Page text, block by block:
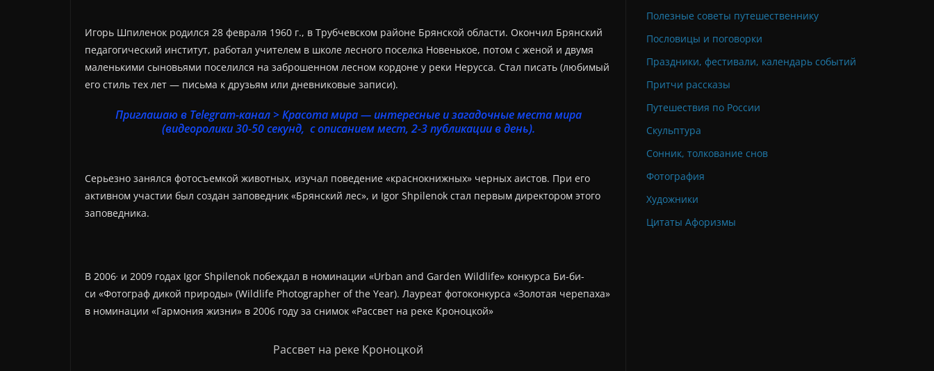
Игорь Шпиленок родился 28 февраля 1960 г., в Трубчевском районе Брянской области. Окончил Брянский
педагогический институт, работал учителем в школе лесного поселка Новенькое, потом с женой и двумя
маленькими сыновьями поселился на заброшенном лесном кордоне у реки Нерусса. Стал писать (любимый
его стиль тех лет — письма к друзьям или дневниковые записи).
Приглашаю в Telegram-канал > Красота мира — интересные и загадочные места мира
(видеоролики 30-50 секунд, с описанием мест, 2-3 публикации в день).
Серьезно занялся фотосъемкой животных, изучал поведение «краснокнижных» черных аистов. При его
активном участии был создан заповедник «Брянский лес», и Igor Shpilenok стал первым директором этого
заповедника.
В 2006 и 2009 годах Igor Shpilenok побеждал в номинации «Urban and Garden Wildlife» конкурса Би-би-
си «Фотограф дикой природы» (Wildlife Photographer of the Year). Лауреат фотоконкурса «Золотая черепаха»
в номинации «Гармония жизни» в 2006 году за снимок «Рассвет на реке Кроноцкой»
Рассвет на реке Кроноцкой
Полезные советы путешественнику
Пословицы и поговорки
Праздники, фестивали, календарь событий
Притчи рассказы
Путешествия по России
Скульптура
Сонник, толкование снов
Фотография
Художники
Цитаты Афоризмы